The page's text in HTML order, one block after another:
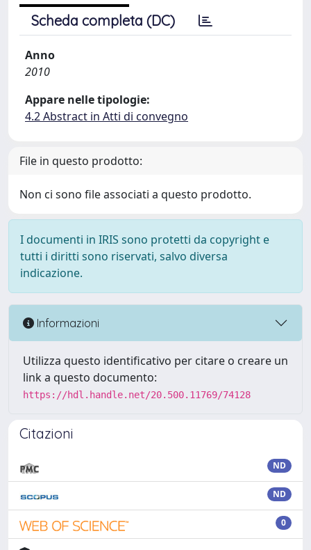
Scheda completa (DC)
Anno
2010
Appare nelle tipologie:
4.2 Abstract in Atti di convegno
File in questo prodotto:
Non ci sono file associati a questo prodotto.
I documenti in IRIS sono protetti da copyright e
tutti i diritti sono riservati, salvo diversa
indicazione.
Informazioni
Utilizza questo identificativo per citare o creare un
link a questo documento:
https://hdl.handle.net/20.500.11769/74128
Citazioni
ND
ND
0